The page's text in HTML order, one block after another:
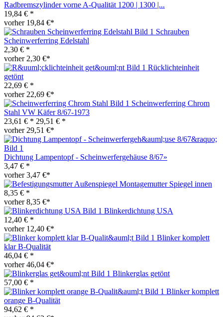
Radbremszylinder vorne A-Qualität 1200 | 1300 |...
19,84 € *
vorher 19,84 €*
Schrauben
Scheinwerferring Edelstahl
2,30 € *
vorher 2,30 €*
Rücklichteinheit
getönt
22,69 € *
vorher 22,69 €*
Scheinwerferring Chrom
Stahl VW Käfer 8/67-1973
23,61 € * 29,51 € *
vorher 29,51 €*
Dichtung Lampentopf - Scheinwerfergehäuse 8/67»
3,47 € *
vorher 3,47 €*
Montagemutter Spiegel innen
8,35 € *
vorher 8,35 €*
Blinkerdichtung USA
12,40 € *
vorher 12,40 €*
Blinker komplett
klar B-Qualität
46,04 € *
vorher 46,04 €*
Blinkerglas getönt
57,00 € *
Blinker komplett
orange B-Qualität
94,62 € *